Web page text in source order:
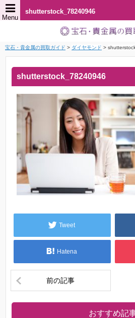
shutterstock_78240946
Menu
宝石・貴金属の買取ガイド > ダイヤモンド >
shutterstock_78240946
Tweet
Hatena
前の記事
おすすめ記